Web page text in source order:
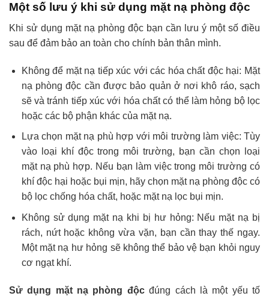
Một số lưu ý khi sử dụng mặt nạ phòng độc
Khi sử dụng mặt nạ phòng độc bạn cần lưu ý một số điều
sau để đảm bảo an toàn cho chính bản thân mình.
Không để mặt nạ tiếp xúc với các hóa chất độc hại: Mặt
nạ phòng độc cần được bảo quản ở nơi khô ráo, sạch
sẽ và tránh tiếp xúc với hóa chất có thể làm hỏng bộ lọc
hoặc các bộ phận khác của mặt nạ.
Lựa chọn mặt nạ phù hợp với môi trường làm việc: Tùy
vào loại khí độc trong môi trường, bạn cần chọn loại
mặt nạ phù hợp. Nếu bạn làm việc trong môi trường có
khí độc hại hoặc bụi mịn, hãy chọn mặt nạ phòng độc có
bộ lọc chống hóa chất, hoặc mặt nạ lọc bụi mịn.
Không sử dụng mặt nạ khi bị hư hỏng: Nếu mặt nạ bị
rách, nứt hoặc không vừa vặn, bạn cần thay thế ngay.
Một mặt nạ hư hỏng sẽ không thể bảo vệ bạn khỏi nguy
cơ ngạt khí.
Sử dụng mặt nạ phòng độcđúng cách là một yếu tố